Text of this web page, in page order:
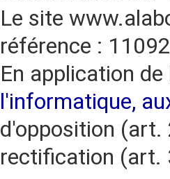
Le site
référence :
En application de
l'informatique,
d'opposition (art.
rectification (art.